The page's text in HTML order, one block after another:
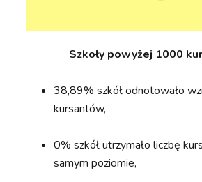
Szkoły powyżej 1000
38,89% szkół odnotowało
kursantów,
0% szkół utrzymało liczbę
samym poziomie,